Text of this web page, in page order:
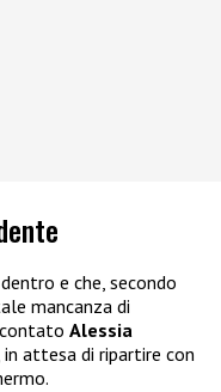
e che, secondo
mancanza di
Alessia
attesa di ripartire con